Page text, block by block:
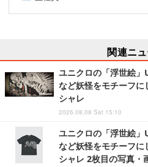
関連ニュ
ユニクロの「浮世絵
など妖怪をモチーフに
シャレ
2026.08.08 Sat 15:10
ユニクロの「浮世絵
など妖怪をモチーフに
シャレ 2枚目の写真・